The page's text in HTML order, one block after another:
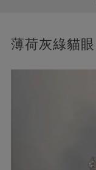
薄荷灰綠貓眼